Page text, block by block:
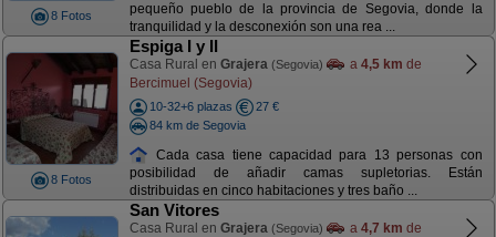
8 Fotos
pequeño pueblo de la provincia de Segovia, donde la
tranquilidad y la desconexión son una rea ...
8 Fotos
Espiga I y II
Casa Rural en Grajera (Segovia) a 4,5 km de
Bercimuel (Segovia)
10-32+6 plazas
27 €
84 km de Segovia
Cada casa tiene capacidad para 13 personas con
posibilidad de añadir camas supletorias. Están
distribuidas en cinco habitaciones y tres baño ...
San Vitores
Casa Rural en Grajera (Segovia) a 4,7 km de